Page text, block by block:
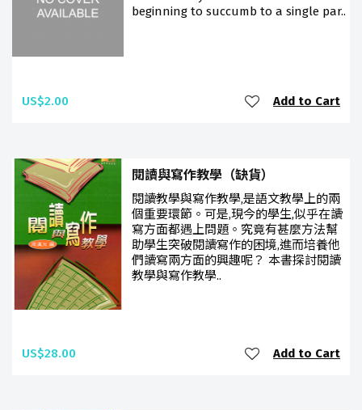
beginning to succumb to a single par..
US$2.00 Add to Cart
閱讀與寫作教學（缺貨）
閱讀教學與寫作教學,是語文教學上的兩
個重要環節。可是,現今的學生,似乎在讀
寫方面都遇上問題。究竟有甚麼方法幫
助學生突破閱讀寫作的困境,進而培養他
們讀寫兩方面的興趣呢？ 本書探討閱讀
教學與寫作教學..
US$28.00 Add to Cart